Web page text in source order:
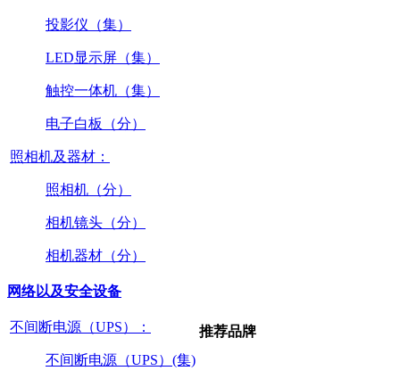
投影仪（集）
LED显示屏（集）
触控一体机（集）
电子白板（分）
照相机及器材：
照相机（分）
相机镜头（分）
相机器材（分）
网络以及安全设备
不间断电源（UPS）：
不间断电源（UPS）(集)
推荐品牌